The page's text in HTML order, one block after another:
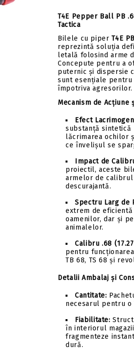
Ceara & lubrifianti
Componente
T4E Pepper Ball PB
Tactica
Bilele cu piperT4E
reprezintă soluția
letală folosind arme
Concepute pentru a
puternic și dispersie
sunt esențiale
împotriva agresorilor.
Mecanism de Acțiune
Efect
substanță sintetică
lăcrimarea ochilor
ce învelișul se
Impact de
proiectil, aceste
armelor de
descurajantă.
Spectru Larg de
extrem de
oamenilor, dar și
animalelor.
Calibru .68
pentru
TB 68, TS 68 și
Detalii Ambalaj și
Cantitate:
necesarul pentru
Fiabilitate:
în interiorul
fragmenteze
dură.